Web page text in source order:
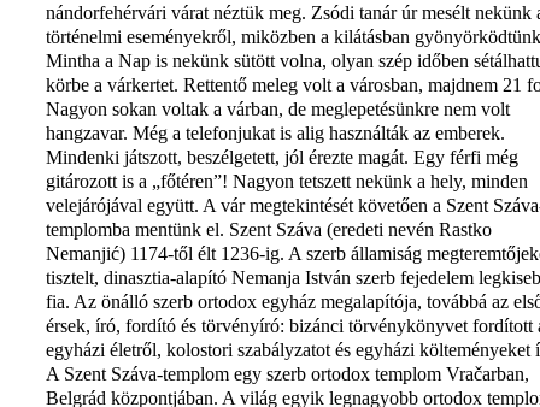
nándorfehérvári várat néztük meg. Zsódi tanár úr mesélt nekünk
történelmi eseményekről, miközben a kilátásban
Mintha a Nap is nekünk sütött volna, olyan szép időben
körbe a várkertet. Rettentő meleg volt a városban, majdnem 21
Nagyon sokan voltak a várban, de meglepetésünkre nem volt
hangzavar. Még a telefonjukat is alig használták az emberek.
Mindenki játszott, beszélgetett, jól érezte magát. Egy férfi még
gitározott is a „főtéren”! Nagyon tetszett nekünk a hely, minden
velejárójával együtt. A vár megtekintését követően a Szent
templomba mentünk el. Szent Száva (eredeti nevén Rastko
Nemanjić) 1174-től élt 1236-ig. A szerb államiság
tisztelt, dinasztia-alapító Nemanja István szerb fejedelem
fia. Az önálló szerb ortodox egyház megalapítója, továbbá az
érsek, író, fordító és törvényíró: bizánci törvénykönyvet fordított
egyházi életről, kolostori szabályzatot és egyházi költeményeket
A Szent Száva-templom egy szerb ortodox templom Vračarban,
Belgrád központjában. A világ egyik legnagyobb ortodox